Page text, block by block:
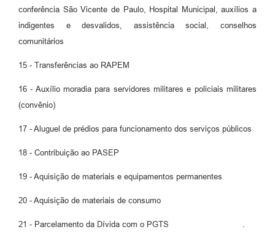
conferência São Vicente de Paulo, Hospital Municipal, auxílios a
indigentes e desvalidos, assistência social, conselhos
comunitários
15 - Transferências ao RAPEM
16 - Auxílio moradia para servidores militares e policiais militares
(convênio)
17 - Aluguel de prédios para funcionamento dos serviços públicos
18 - Contribuição ao PASEP
19 - Aquisição de materiais e equipamentos permanentes
20 - Aquisição de materiais de consumo
21 - Parcelamento da Dívida com o PGTS .